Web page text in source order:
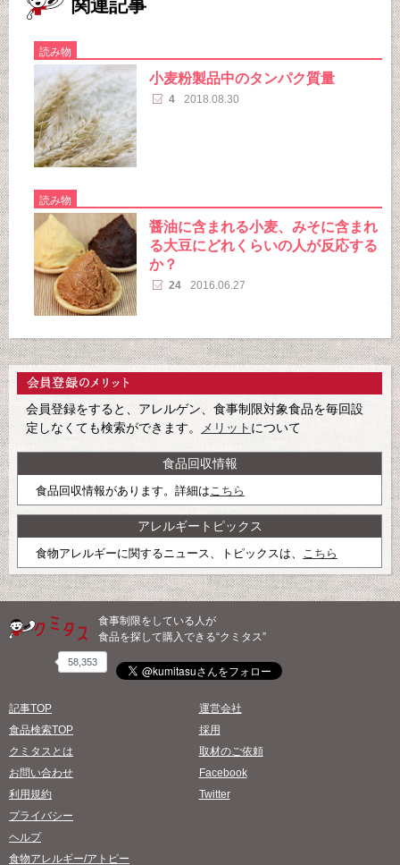
関連記事
読み物
小麦粉製品中のタンパク質量
4 2018.08.30
読み物
醤油に含まれる小麦、みそに含まれ
る大豆にどれくらいの人が反応する
か？
24 2016.06.27
会員登録をすると、アレルゲン、食事制限対象食品を毎回設
定しなくても検索ができます。
メリット について
食品回収情報
食品回収情報があります。詳細はこちら
アレルギートピックス
食物アレルギーに関するニュース、トピックスは、 こちら
食事制限をしている人が
食品を探して購入できる“クミタス”
58,353
記事TOP
食品検索TOP
クミタスとは
お問い合わせ
利用規約
プライバシー
ヘルプ
食物アレルギー/アトピー
運営会社
採用
取材のご依頼
Facebook
Twitter